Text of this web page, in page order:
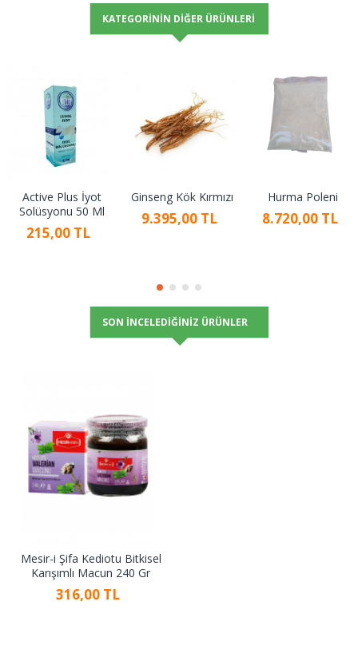
KATEGORININ DIĞER ÜRÜNLERI
Active Plus İyot
Solüsyonu 50 Ml
215,00 TL
Ginseng Kök Kırmızı
9.395,00 TL
Hurma Poleni
8.720,00 TL
SON İNCELEDIĞINIZ ÜRÜNLER
Mesir-i Şifa Kediotu Bitkisel
Karışımlı Macun 240 Gr
316,00 TL